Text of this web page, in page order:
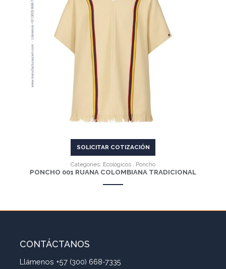
SOLICITAR COTIZACIÓN
Categories: Ecológicos , Poncho
PONCHO 001 RUANA COLOMBIANA TRADICIONAL
CONTÁCTANOS
Llámenos +57 (300) 668-7335